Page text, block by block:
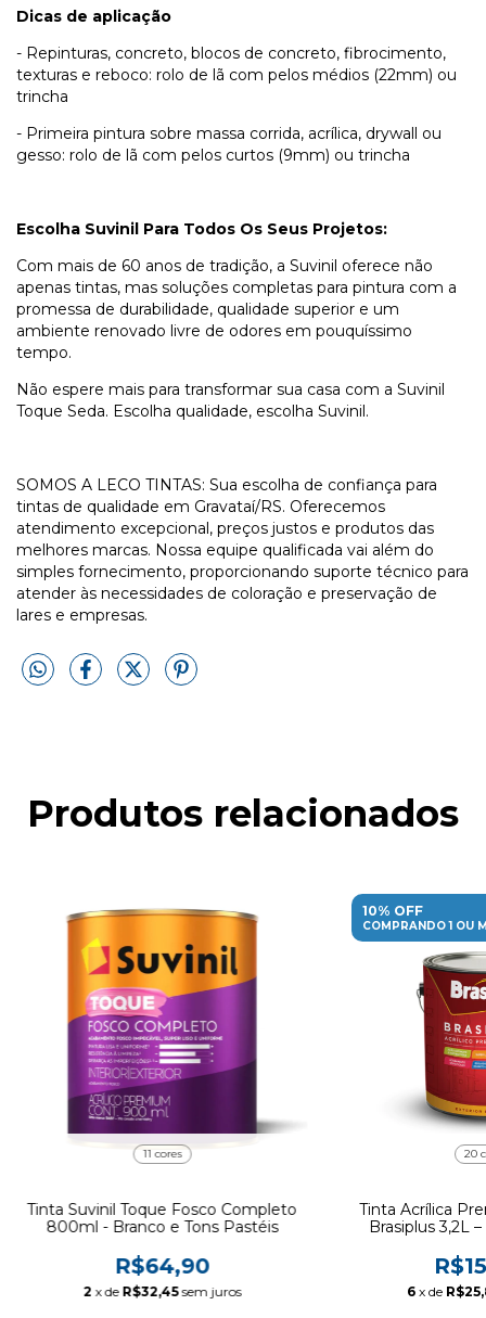
Dicas de aplicação
- Repinturas, concreto, blocos de concreto, fibrocimento,
texturas e reboco: rolo de lã com pelos médios (22mm) ou
trincha
- Primeira pintura sobre massa corrida, acrílica, drywall ou
gesso: rolo de lã com pelos curtos (9mm) ou trincha
Escolha Suvinil Para Todos Os Seus Projetos:
Com mais de 60 anos de tradição, a Suvinil oferece não
apenas tintas, mas soluções completas para pintura com a
promessa de durabilidade, qualidade superior e um
ambiente renovado livre de odores em pouquíssimo
tempo.
Não espere mais para transformar sua casa com a Suvinil
Toque Seda. Escolha qualidade, escolha Suvinil.
SOMOS A LECO TINTAS: Sua escolha de confiança para
tintas de qualidade em Gravataí/RS. Oferecemos
atendimento excepcional, preços justos e produtos das
melhores marcas. Nossa equipe qualificada vai além do
simples fornecimento, proporcionando suporte técnico para
atender às necessidades de coloração e preservação de
lares e empresas.
Produtos relacionados
11 cores
Tinta Suvinil Toque Fosco Completo
800ml - Branco e Tons Pastéis
R$64,90
2 x de R$32,45 sem juros
10% OFF
COMPRANDO 1 OU
20
Tinta Acrílica
Brasiplus 3,2L
6 x de